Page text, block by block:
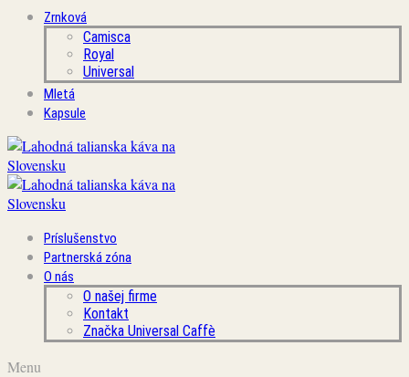
Zrnková
Camisca
Royal
Universal
Mletá
Kapsule
Príslušenstvo
Partnerská zóna
O nás
O našej firme
Kontakt
Značka Universal Caffè
Menu